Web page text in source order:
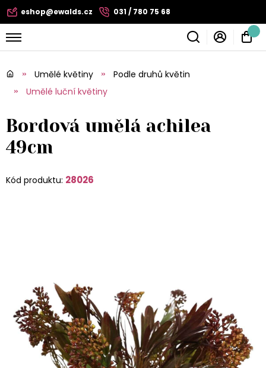
eshop@ewalds.cz 031 / 780 75 68
Umělé květiny
Podle druhů květin
Umělé luční květiny
Bordová umělá achilea
49cm
Kód produktu: 28026